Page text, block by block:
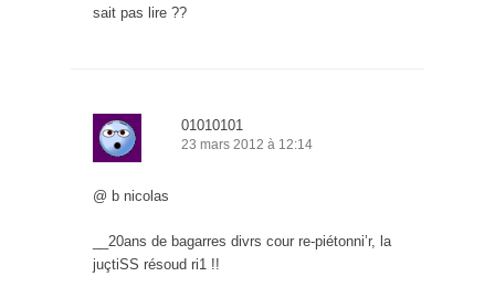
sait pas lire ??
01010101
23 mars 2012 à 12:14
@ b nicolas
__20ans de bagarres divrs cour re-piétonni’r, la
juçtiSS résoud ri1 !!